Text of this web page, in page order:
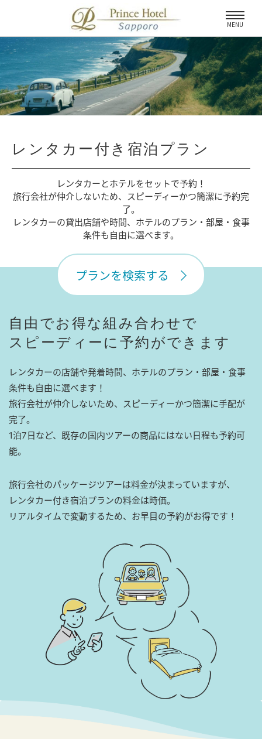
MENU
レンタカー付き宿泊プラン
レンタカーとホテルをセットで予約！
旅行会社が仲介しないため、
スピーディーかつ簡潔に予約完
了。
レンタカーの貸出店舗や時間、 ホテルのプラン・部屋・食事
条件も自由に選べます。
プランを検索する
自由でお得な組み合わせで
スピーディーに予約ができます
レンタカーの店舗や発着時間、ホテルのプラン・部屋・食事
条件も自由に選べます！
旅行会社が仲介しないため、スピーディーかつ簡潔に手配が
完了。
1泊7日など、既存の国内ツアーの商品にはない日程も予約可
能。
旅行会社のパッケージツアーは料金が決まっていますが、
レンタカー付き宿泊プランの料金は時価。
リアルタイムで変動するため、お早目の予約がお得です！